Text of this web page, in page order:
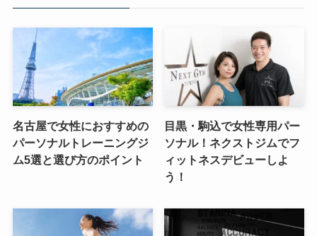
名古屋で女性におすすめの
パーソナルトレーニングジ
ム5選と選び方のポイント
目黒・駒込で女性専用パー
ソナル！ネクストジムでフ
ィットネスデビューしよ
う！